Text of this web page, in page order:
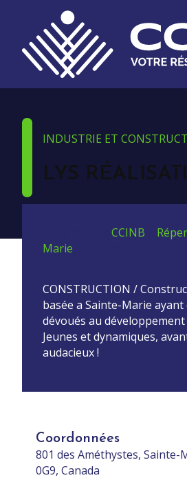
INDUSTRIE ET
LYS
CCINB
Marie
CONSTRUCTION /
basée a Sainte-Marie
dévoués au
Jeunes et dynamiques,
audacieux !
Coordonnées
801 des Améthystes, Sainte-
0G9, Canada